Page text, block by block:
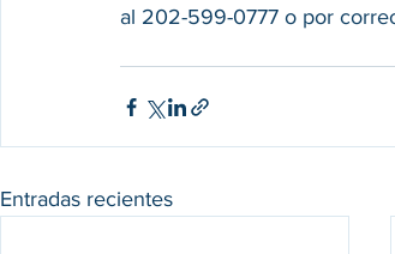
al 202-599-0777 o por
Entradas recientes